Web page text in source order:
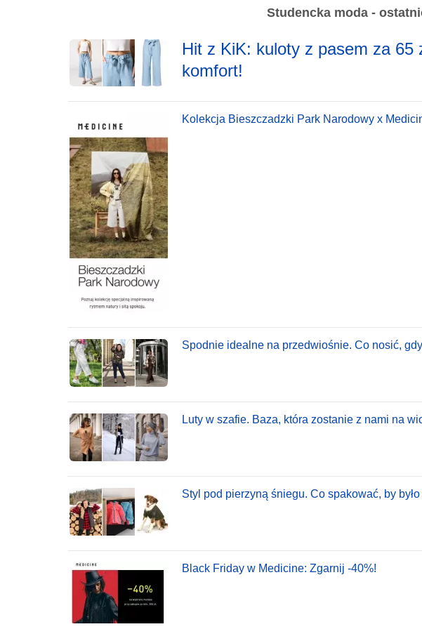
Studencka moda -
Hit z KiK: kuloty z pasem za 65
komfort!
Kolekcja Bieszczadzki Park Narodowy x
Spodnie idealne na przedwiośnie. Co nosić,
Luty w szafie. Baza, która zostanie z nami na
Styl pod pierzyną śniegu. Co spakować, by
Black Friday w Medicine: Zgarnij -40%!